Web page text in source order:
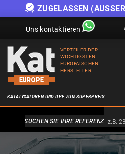
ZUGELASSEN
Uns kontaktieren
VERTEILER DER
WICHTIGSTEN
EUROPÄISCHEN
HERSTELLER
KATALYSATOREN UND DPF ZUM SUPERPREIS
Alternativa a
SUCHEN SIE IHRE REFERENZ